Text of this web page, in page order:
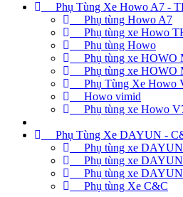
Phụ Tùng Xe Howo A7 -
Phụ tùng Howo A7
Phụ tùng xe Howo
Phụ tùng Howo
Phụ tùng xe HOWO
Phụ tùng xe HOWO
Phụ Tùng Xe Howo
Howo vimid
Phụ tùng xe Howo
Phụ Tùng Xe DAYUN -
Phụ tùng xe DAYUN
Phụ tùng xe DAYUN
Phụ tùng xe DAYUN
Phụ tùng Xe C&C